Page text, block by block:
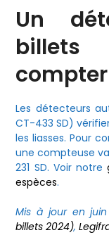
Un
Les détecteurs
CT-433 SD)
les liasses. Pour
une compteuse
231 SD. Voir notre
espèces.
Mis à jour en
billets 2024),